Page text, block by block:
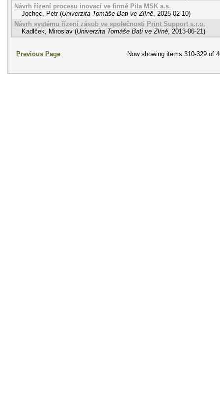
Návrh řízení procesu inovací ve firmě Pila MSK a.s.
Jochec, Petr (Univerzita Tomáše Bati ve Zlíně, 2025-02-10)
Návrh systému řízení zásob ve společnosti Print Support s.r.o.
Kadlček, Miroslav (Univerzita Tomáše Bati ve Zlíně, 2013-06-21)
Previous Page Now showing items 310-329 of